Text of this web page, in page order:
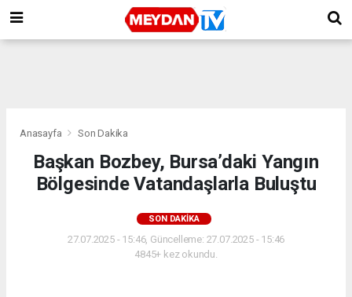
Anasayfa Son Dakika
Başkan Bozbey, Bursa’daki Yangın
Bölgesinde Vatandaşlarla Buluştu
SON DAKIKA
27.07.2025 - 15:46, Güncelleme: 27.07.2025 - 15:46
4845+ kez okundu.